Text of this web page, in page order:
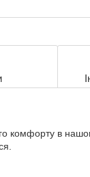
комфорту в